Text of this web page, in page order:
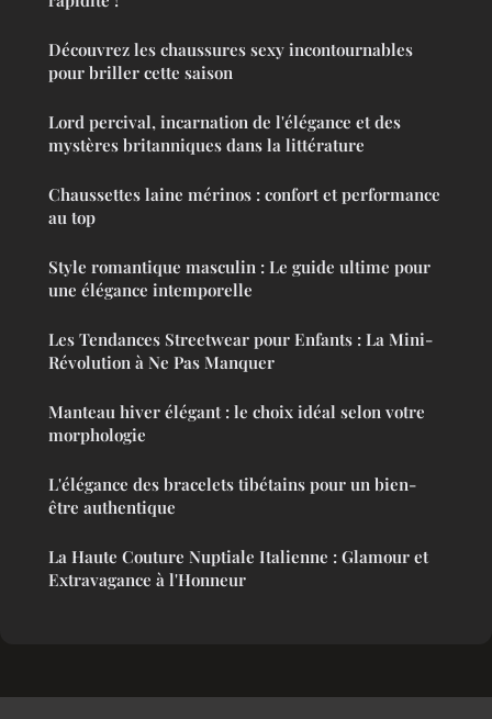
Découvrez les chaussures sexy incontournables
pour briller cette saison
Lord percival, incarnation de l'élégance et des
mystères britanniques dans la littérature
Chaussettes laine mérinos : confort et performance
au top
Style romantique masculin : Le guide ultime pour
une élégance intemporelle
Les Tendances Streetwear pour Enfants : La Mini-
Révolution à Ne Pas Manquer
Manteau hiver élégant : le choix idéal selon votre
morphologie
L'élégance des bracelets tibétains pour un bien-
être authentique
La Haute Couture Nuptiale Italienne : Glamour et
Extravagance à l'Honneur